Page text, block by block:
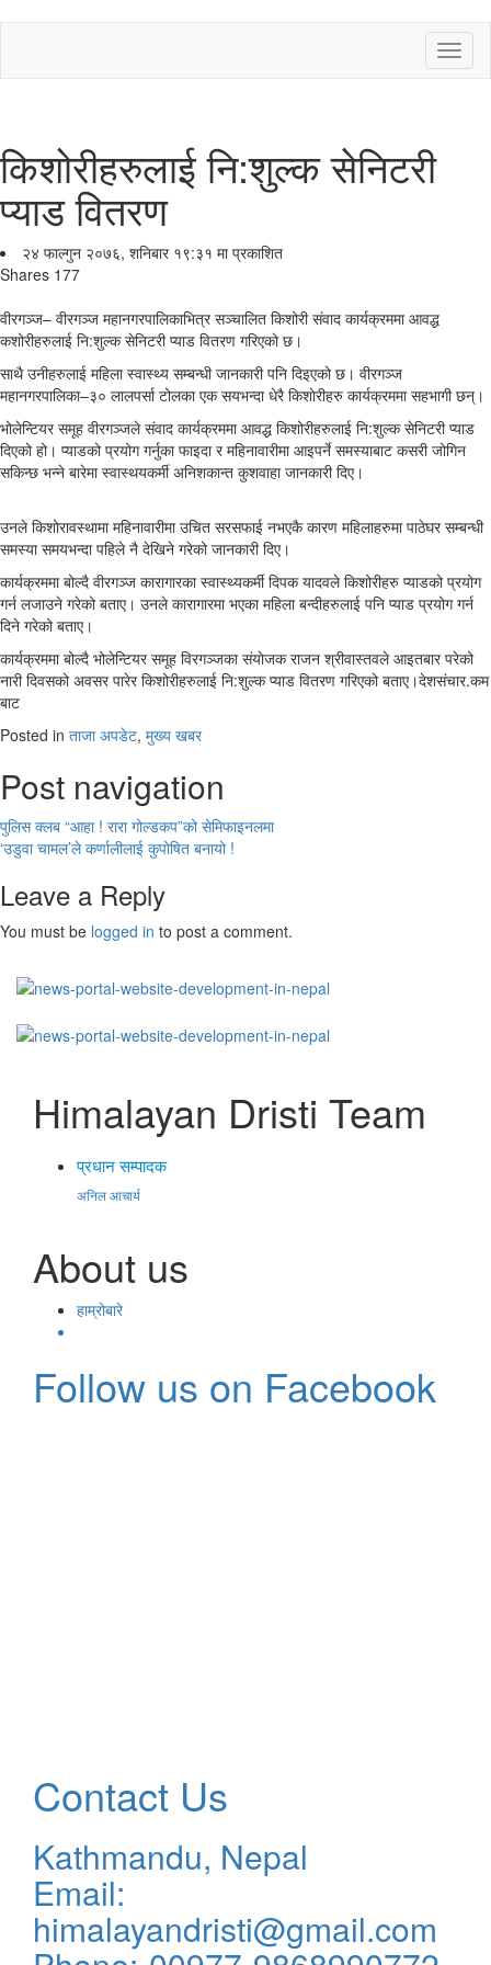
किशोरीहरुलाई नि:शुल्क सेनिटरी
प्याड वितरण
२४ फाल्गुन २०७६, शनिबार १९:३१ मा प्रकाशित
Shares 177
वीरगञ्ज– वीरगञ्ज महानगरपालिकाभित्र सञ्चालित किशोरी संवाद कार्यक्रममा आवद्ध
कशोरीहरुलाई नि:शुल्क सेनिटरी प्याड वितरण गरिएको छ।
साथै उनीहरुलाई महिला स्वास्थ्य सम्बन्धी जानकारी पनि दिइएको छ। वीरगञ्ज
महानगरपालिका–३० लालपर्सा टोलका एक सयभन्दा धेरै किशाेरीहरु कार्यक्रममा सहभागी छन्।
भोलेन्टियर समूह वीरगञ्जले संवाद कार्यक्रममा आवद्ध किशोरीहरुलाई नि:शुल्क सेनिटरी प्याड
दिएको हो। प्याडको प्रयोग गर्नुका फाइदा र महिनावारीमा आइपर्ने समस्याबाट कसरी जोगिन
सकिन्छ भन्ने बारेमा स्वास्थयकर्मी अनिशकान्त कुशवाहा जानकारी दिए।
उनले किशोरावस्थामा महिनावारीमा उचित सरसफाई नभएकै कारण महिलाहरुमा पाठेघर सम्बन्धी
समस्या समयभन्दा पहिले नै देखिने गरेको जानकारी दिए।
कार्यक्रममा बोल्दै वीरगञ्ज कारागारका स्वास्थ्यकर्मी दिपक यादवले किशोरीहरु प्याडको प्रयोग
गर्न लजाउने गरेको बताए। उनले कारागारमा भएका महिला बन्दीहरुलाई पनि प्याड प्रयोग गर्न
दिने गरेको बताए।
कार्यक्रममा बोल्दै भोलेन्टियर समूह विरगञ्जका संयाेजक राजन श्रीवास्तवले आइतबार परेको
नारी दिवसको अवसर पारेर किशोरीहरुलाई नि:शुल्क प्याड वितरण गरिएको बताए।देशसंचार.कम
बाट
Posted in ताजा अपडेट, मुख्य खबर
Post navigation
पुलिस क्लब “आहा ! रारा गोल्डकप”को सेमिफाइनलमा
‘उडुवा चामल’ले कर्णालीलाई कुपोषित बनायो !
Leave a Reply
You must be logged in to post a comment.
Himalayan Dristi Team
प्रधान सम्पादक
अनिल आचार्य
About us
हाम्रोबारे
Follow us on Facebook
Contact Us
Kathmandu, Nepal
Email:
himalayandristi@gmail.com